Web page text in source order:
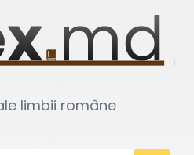
limbii române